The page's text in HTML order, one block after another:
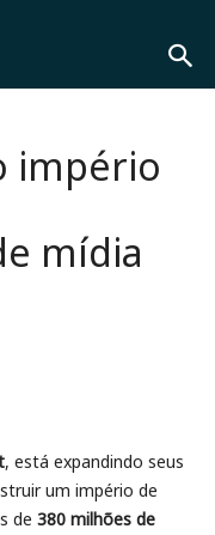
império
mídia
, está expandindo seus
um império de
de 380 milhões de